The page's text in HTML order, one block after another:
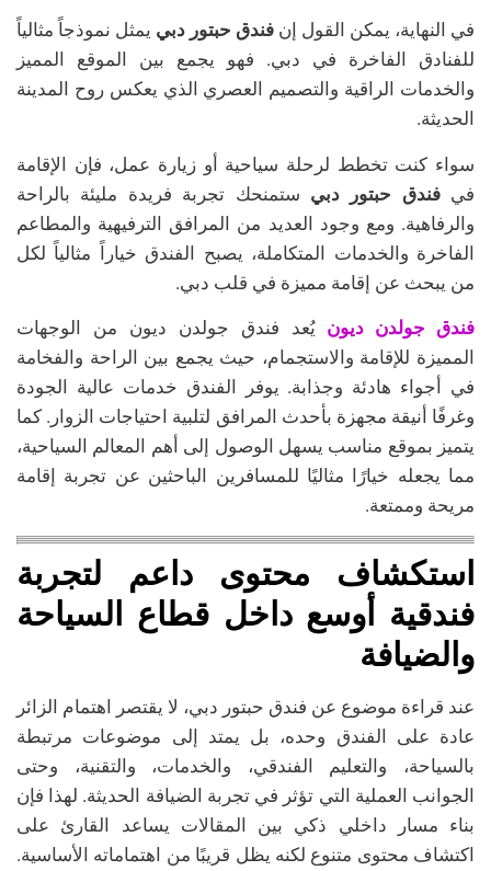
في النهاية، يمكن القول إن فندق حبتور دبي يمثل نموذجاً مثالياً
للفنادق الفاخرة في دبي. فهو يجمع بين الموقع المميز
والخدمات الراقية والتصميم العصري الذي يعكس روح المدينة
الحديثة.
سواء كنت تخطط لرحلة سياحية أو زيارة عمل، فإن الإقامة
فيفندق حبتور دبي ستمنحك تجربة فريدة مليئة بالراحة
والرفاهية. ومع وجود العديد من المرافق الترفيهية والمطاعم
الفاخرة والخدمات المتكاملة، يصبح الفندق خياراً مثالياً لكل
من يبحث عن إقامة مميزة في قلب دبي.
فندق جولدن ديون يُعد فندق جولدن ديون من الوجهات
المميزة للإقامة والاستجمام، حيث يجمع بين الراحة والفخامة
في أجواء هادئة وجذابة. يوفر الفندق خدمات عالية الجودة
وغرفًا أنيقة مجهزة بأحدث المرافق لتلبية احتياجات الزوار. كما
يتميز بموقع مناسب يسهل الوصول إلى أهم المعالم السياحية،
مما يجعله خيارًا مثاليًا للمسافرين الباحثين عن تجربة إقامة
مريحة وممتعة.
استكشاف محتوى داعم لتجربة
فندقية أوسع داخل قطاع السياحة
والضيافة
عند قراءة موضوع عن فندق حبتور دبي، لا يقتصر اهتمام الزائر
عادة على الفندق وحده، بل يمتد إلى موضوعات مرتبطة
بالسياحة، والتعليم الفندقي، والخدمات، والتقنية، وحتى
الجوانب العملية التي تؤثر في تجربة الضيافة الحديثة. لهذا فإن
بناء مسار داخلي ذكي بين المقالات يساعد القارئ على
اكتشاف محتوى متنوع لكنه يظل قريبًا من اهتماماته الأساسية.